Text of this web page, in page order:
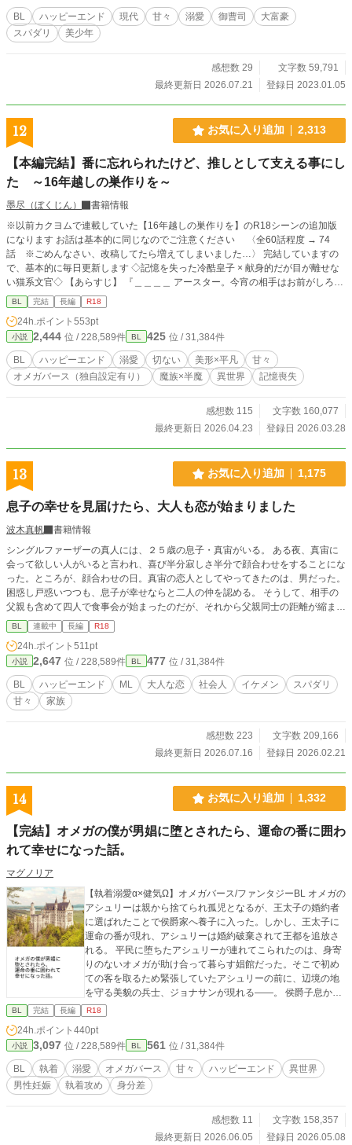
BL ハッピーエンド 現代 甘々 溺愛 御曹司
大富豪
スパダリ
美少年
感想数 29
文字数 59,791
最終更新日 2026.07.21
登録日 2023.01.05
12 お気に入り追加 2,313
【本編完結】番に忘れられたけど、推しとして支える事にし
た ～16年越しの巣作りを～
墨尽（ぼくじん）
書籍情報
※以前カクヨムで連載していた【16年越しの巣作りを】のR18シーンの追加版
になります お話は基本的に同じなのでご注意ください 〈全60話程度 → 74
話 ※ごめんなさい、改稿してたら増えてしまいました…〉 完結していますの
で、基本的に毎日更新します ◇記憶を失った冷酷皇子 × 献身的だが目が離せな
い猫系文官◇ 【あらすじ】 『＿＿＿＿ アースター。今宵の相手はお前がしろ』
『（……ああ……。誰でもなくお前に、愛なく抱かれるなんて……）』 次期魔
王に一番近いとされている第九皇子『ルキウス・ウィンコット』は、冷酷無慈悲
で有名だった そんな彼が率いる第一軍司令部に出向になった半魔の文官『シ
ン・アースター』 シンには誰にも言えない秘密があった かつて番を失い感情も
無くなったルキウスは、シンに理不尽な仕打ちをする しかしどうしてかシンは
逃げ出さず、ルキウスに献身を貫いた 次第にルキウスの心にも変化が訪れる そ
んな中、ルキウスが記憶を失くすきっかけとなった事件が新たな動きを見せてい
とが出来るのか 二人が織りなす二度目の恋のお話です
BL 完結 長編 R18
24h.ポイント 553pt
小説 2,444 位 / 228,589件 BL 425 位 / 31,384件
BL ハッピーエンド 溺愛 切ない 美形×平凡
甘々
オメガバース（独自設定有り）
魔族×半魔 異世界 記憶喪失
感想数 115
文字数 160,077
最終更新日 2026.04.23
登録日 2026.03.28
13 お気に入り追加 1,175
息子の幸せを見届けたら、大人も恋が始まりました
波木真帆
書籍情報
シングルファーザーの真人には、２５歳の息子・真宙がいる。 ある夜、真宙に
会って欲しい人がいると言われ、喜び半分寂しさ半分で顔合わせをすることにな
った。ところが、顔合わせの日。真宙の恋人としてやってきたのは、男だった。
困惑し戸惑いつつも、息子が幸せならと二人の仲を認める。 そうして、相手の
父親も含めて四人で食事会が始まったのだが、それから父親同士の距離が縮まっ
てきて…… シングルファーザー同士の優しく穏やかな恋の話。 あまり長くなら
ない予定ですが……ってめちゃくちゃ長くなってた（汗） 最後まで楽しんでい
ただけると嬉しいです♡ R18には※つけます。 ※タイトルちょこっと変更しま
した。
BL 連載中 長編 R18
24h.ポイント 511pt
小説 2,647 位 / 228,589件 BL 477 位 / 31,384件
BL ハッピーエンド ML 大人な恋 社会人 イケメン
スパダリ
甘々
家族
感想数 223
文字数 209,166
最終更新日 2026.07.16
登録日 2026.02.21
14 お気に入り追加 1,332
【完結】オメガの僕が男娼に堕とされたら、運命の番に囲わ
れて幸せになった話。
マグノリア
【執着溺愛α×健気Ω】オメガバース/ファンタジーBL オメガの
アシュリーは親から捨てられ孤児となるが、王太子の婚約者
に選ばれたことで侯爵家へ養子に入った。しかし、王太子に
運命の番が現れ、アシュリーは婚約破棄されて王都を追放さ
れる。 平民に堕ちたアシュリーが連れてこられたのは、身寄
りのないオメガが助け合って暮らす娼館だった。そこで初め
ての客を取るため緊張していたアシュリーの前に、辺境の地
を守る美貌の兵士、ジョナサンが現れる――。 侯爵子息から
男娼に堕ちたオメガが、多くの人に助けられて幸せをつかむ
話です。 主人公の初恋の成就と、恋人同士の甘々な時間をお
届けします。子供もたくさん生まれます。 性描写があるエピ
ソードには（☆）を付けております。 無理やりの行為は一切
なく、主人公の相手は初めから運命の番ひとりだけです。 ア
ルファポリス様の独占公開です。 ※本編完結済。今後は甘々
の後日談を不定期に投稿します。 【番外編：後日談追加】完
BL 完結 長編 R18
24h.ポイント 440pt
小説 3,097 位 / 228,589件 BL 561 位 / 31,384件
BL 執着 溺愛 オメガバース 甘々 ハッピーエンド
異世界
男性妊娠
執着攻め 身分差
感想数 11
文字数 158,357
最終更新日 2026.06.05
登録日 2026.05.08